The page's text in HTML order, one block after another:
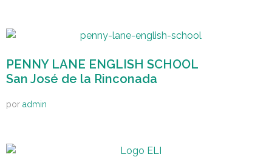
PENNY LANE ENGLISH SCHOOL
San José de la Rinconada
por admin